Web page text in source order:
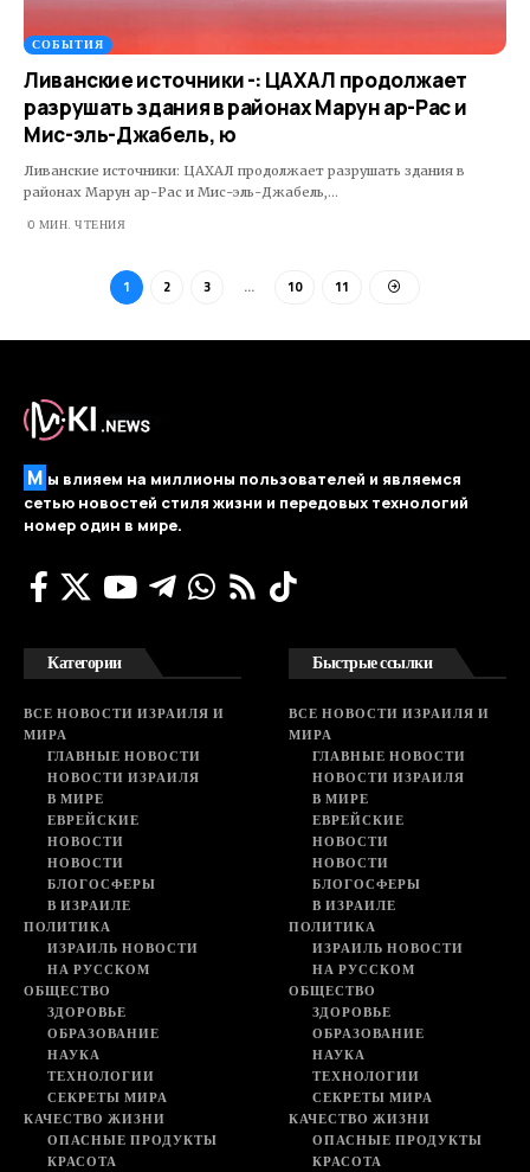
СОБЫТИЯ
Ливанские источники -: ЦАХАЛ продолжает
разрушать здания в районах Марун ар-Рас и
Мис-эль-Джабель, ю
Ливанские источники: ЦАХАЛ продолжает разрушать здания в
районах Марун ар-Рас и Мис-эль-Джабель,…
0 МИН. ЧТЕНИЯ
1 2 3 … 10 11
М ы влияем на миллионы пользователей и являемся
сетью новостей стиля жизни и передовых технологий
номер один в мире.
Категории
ВСЕ НОВОСТИ ИЗРАИЛЯ И
МИРА
ГЛАВНЫЕ НОВОСТИ
НОВОСТИ ИЗРАИЛЯ
В МИРЕ
ЕВРЕЙСКИЕ
НОВОСТИ
НОВОСТИ
БЛОГОСФЕРЫ
В ИЗРАИЛЕ
ПОЛИТИКА
ИЗРАИЛЬ НОВОСТИ
НА РУССКОМ
ОБЩЕСТВО
ЗДОРОВЬЕ
ОБРАЗОВАНИЕ
НАУКА
ТЕХНОЛОГИИ
СЕКРЕТЫ МИРА
КАЧЕСТВО ЖИЗНИ
ОПАСНЫЕ ПРОДУКТЫ
КРАСОТА
Быстрые ссылки
ВСЕ НОВОСТИ ИЗРАИЛЯ И
МИРА
ГЛАВНЫЕ НОВОСТИ
НОВОСТИ ИЗРАИЛЯ
В МИРЕ
ЕВРЕЙСКИЕ
НОВОСТИ
НОВОСТИ
БЛОГОСФЕРЫ
В ИЗРАИЛЕ
ПОЛИТИКА
ИЗРАИЛЬ НОВОСТИ
НА РУССКОМ
ОБЩЕСТВО
ЗДОРОВЬЕ
ОБРАЗОВАНИЕ
НАУКА
ТЕХНОЛОГИИ
СЕКРЕТЫ МИРА
КАЧЕСТВО ЖИЗНИ
ОПАСНЫЕ ПРОДУКТЫ
КРАСОТА